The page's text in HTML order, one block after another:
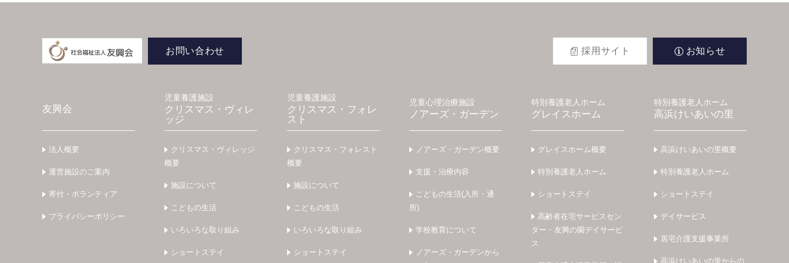
お問い合わせ 採用サイト お知らせ
友興会
法人概要
運営施設のご案内
寄付・ボランティア
プライバシーポリシー
児童養護施設
クリスマス・ヴィレ
ッジ
クリスマス・ヴィレッジ
概要
施設について
こどもの生活
いろいろな取り組み
ショートステイ
児童養護施設
クリスマス・フォレ
スト
クリスマス・フォレスト
概要
施設について
こどもの生活
いろいろな取り組み
ショートステイ
児童心理治療施設
ノアーズ・ガーデン
ノアーズ・ガーデン概要
支援・治療内容
こどもの生活(入所・通
所)
学校教育について
ノアーズ・ガーデンから
特別養護老人ホーム
グレイスホーム
グレイスホーム概要
特別養護老人ホーム
ショートステイ
高齢者在宅サービスセン
ター・友興の園デイサービ
ス
特別養護老人ホーム
高浜けいあいの里
高浜けいあいの里概要
特別養護老人ホーム
ショートステイ
デイサービス
居宅介護支援事業所
高浜けいあいの里からの